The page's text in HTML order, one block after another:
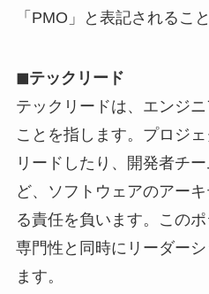
「PMO」と表記されるこ
◼︎テックリード
テックリードは、エンジ
ことを指します。プロジ
リードしたり、開発者チ
ど、ソフトウェアのアー
る責任を負います。この
専門性と同時にリーダー
ます。